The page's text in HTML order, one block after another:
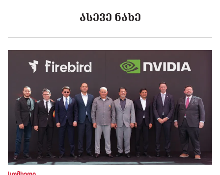
ᲐᲡᲔᲕᲔ ᲜᲐᲮᲔ